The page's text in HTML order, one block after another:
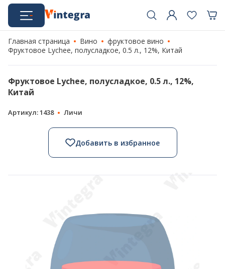
Главная страница Вино
фруктовое вино
Фруктовое Lychee, полусладкое, 0.5 л., 12%, Китай
Фруктовое Lychee, полусладкое, 0.5 л., 12%,
Китай
Артикул: 1438 Личи
Добавить в избранное